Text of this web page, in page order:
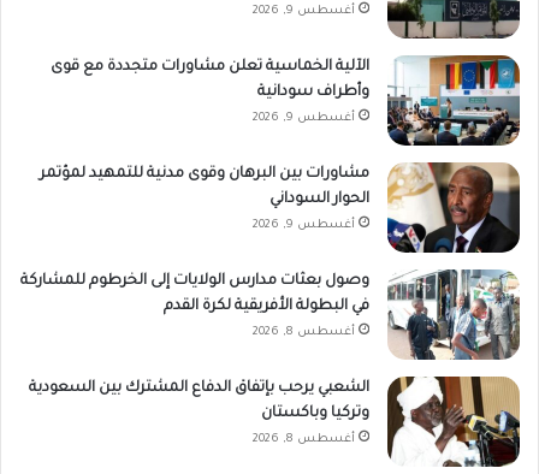
أغسطس 9, 2026
الآلية الخماسية تعلن مشاورات متجددة مع قوى
وأطراف سودانية
أغسطس 9, 2026
مشاورات بين البرهان وقوى مدنية للتمهيد لمؤتمر
الحوار السوداني
أغسطس 9, 2026
وصول بعثات مدارس الولايات إلى الخرطوم للمشاركة
في البطولة الأفريقية لكرة القدم
أغسطس 8, 2026
الشعبي يرحب بإتفاق الدفاع المشترك بين السعودية
وتركيا وباكستان
أغسطس 8, 2026